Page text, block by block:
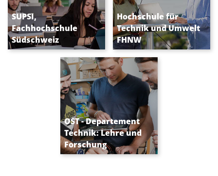
SUPSI,
Fachhochschule
Südschweiz
Studiengänge in den
Ingenieurwissenschaften
Hochschule für
Technik und Umwelt
FHNW
Studieren an der
Schnittstelle von
Mensch, Technik &
Umwelt
OST - Departement
Technik: Lehre und
Forschung
Bachelor und
Masterstudiengänge in
Forschung und
Entwicklung